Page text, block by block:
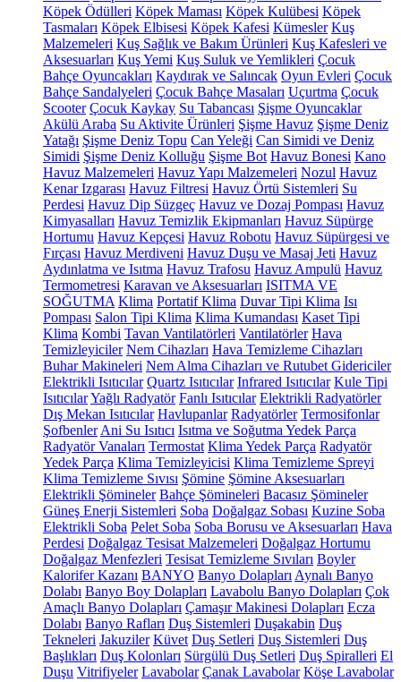
Köpek Ödülleri Köpek Maması Köpek Kulübesi Köpek
Tasmaları Köpek Elbisesi Köpek Kafesi Kümesler Kuş
Malzemeleri Kuş Sağlık ve Bakım Ürünleri Kuş Kafesleri ve
Aksesuarları Kuş Yemi Kuş Suluk ve Yemlikleri Çocuk
Bahçe Oyuncakları Kaydırak ve Salıncak Oyun Evleri Çocuk
Bahçe Sandalyeleri Çocuk Bahçe Masaları Uçurtma Çocuk
Scooter Çocuk Kaykay Su Tabancası Şişme Oyuncaklar
Akülü Araba Su Aktivite Ürünleri Şişme Havuz Şişme Deniz
Yatağı Şişme Deniz Topu Can Yeleği Can Simidi ve Deniz
Simidi Şişme Deniz Kolluğu Şişme Bot Havuz Bonesi Kano
Havuz Malzemeleri Havuz Yapı Malzemeleri Nozul Havuz
Kenar Izgarası Havuz Filtresi Havuz Örtü Sistemleri Su
Perdesi Havuz Dip Süzgeç Havuz ve Dozaj Pompası Havuz
Kimyasalları Havuz Temizlik Ekipmanları Havuz Süpürge
Hortumu Havuz Kepçesi Havuz Robotu Havuz Süpürgesi ve
Fırçası Havuz Merdiveni Havuz Duşu ve Masaj Jeti Havuz
Aydınlatma ve Isıtma Havuz Trafosu Havuz Ampulü Havuz
Termometresi Karavan ve Aksesuarları ISITMA VE
SOĞUTMA Klima Portatif Klima Duvar Tipi Klima Isı
Pompası Salon Tipi Klima Klima Kumandası Kaset Tipi
Klima Kombi Tavan Vantilatörleri Vantilatörler Hava
Temizleyiciler Nem Cihazları Hava Temizleme Cihazları
Buhar Makineleri Nem Alma Cihazları ve Rutubet Gidericiler
Elektrikli Isıtıcılar Quartz Isıtıcılar Infrared Isıtıcılar Kule Tipi
IsıtıcılarYağlı Radyatör Fanlı Isıtıcılar Elektrikli Radyatörler
Dış Mekan Isıtıcılar Havlupanlar Radyatörler Termosifonlar
Şofbenler Ani Su Isıtıcı Isıtma ve Soğutma Yedek Parça
Radyatör Vanaları Termostat Klima Yedek Parça Radyatör
Yedek Parça Klima Temizleyicisi Klima Temizleme Spreyi
Klima Temizleme Sıvısı Şömine Şömine Aksesuarları
Elektrikli Şömineler Bahçe Şömineleri Bacasız Şömineler
Güneş Enerji Sistemleri Soba Doğalgaz Sobası Kuzine Soba
Elektrikli Soba Pelet Soba Soba Borusu ve Aksesuarları Hava
Perdesi Doğalgaz Tesisat Malzemeleri Doğalgaz Hortumu
Doğalgaz Menfezleri Tesisat Temizleme Sıvıları Boyler
Kalorifer Kazanı BANYO Banyo Dolapları Aynalı Banyo
Dolabı Banyo Boy Dolapları Lavabolu Banyo Dolapları Çok
Amaçlı Banyo Dolapları Çamaşır Makinesi Dolapları Ecza
Dolabı Banyo Rafları Duş Sistemleri Duşakabin Duş
Tekneleri Jakuziler Küvet Duş Setleri Duş Sistemleri Duş
Başlıkları Duş Kolonları Sürgülü Duş Setleri Duş Spiralleri El
Duşu Vitrifiyeler Lavabolar Çanak Lavabolar Köşe Lavabolar